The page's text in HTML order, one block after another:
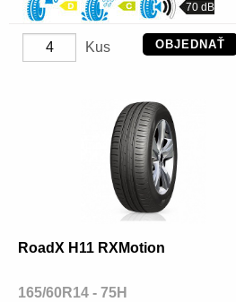
70 dB
Kus OBJEDNAŤ
RoadX H11 RXMotion
165/60R14 - 75H